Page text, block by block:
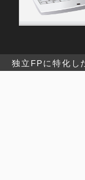
独立FPに特化し